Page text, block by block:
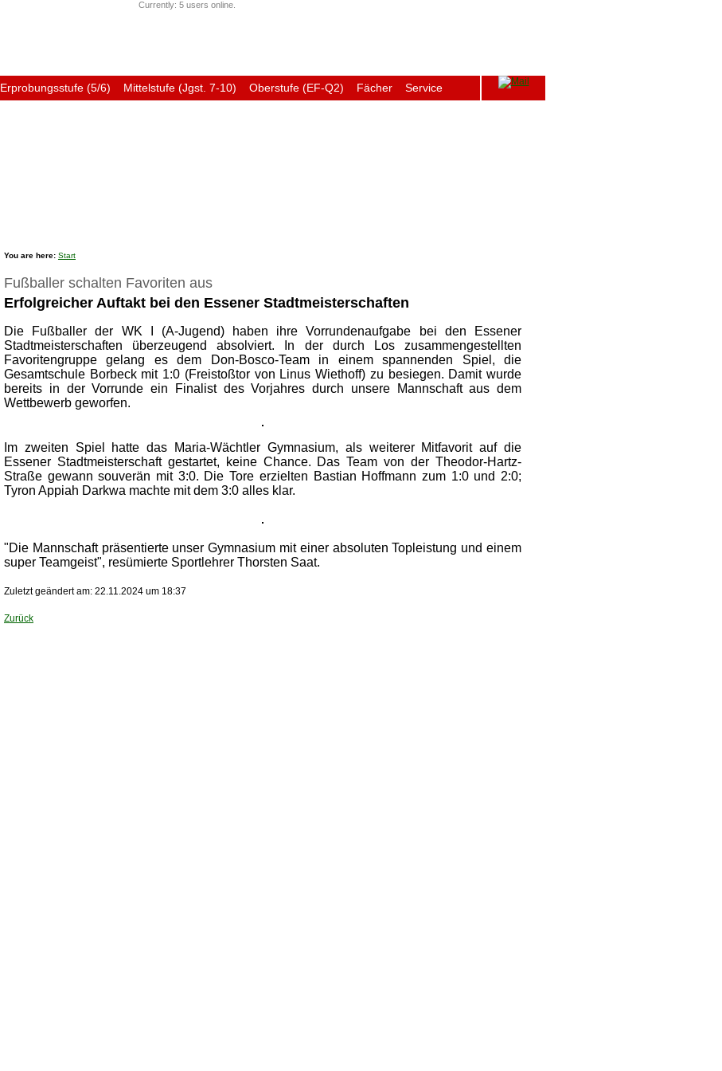
Currently: 5 users online.
Erprobungsstufe (5/6) Mittelstufe (Jgst. 7-10) Oberstufe (EF-Q2) Fächer
Service
You are here: Start
Fußballer schalten Favoriten aus
Erfolgreicher Auftakt bei den Essener Stadtmeisterschaften
Die Fußballer der WK I (A-Jugend) haben ihre Vorrundenaufgabe bei den Essener
Stadtmeisterschaften überzeugend absolviert. In der durch Los zusammengestellten
Favoritengruppe gelang es dem Don-Bosco-Team in einem spannenden Spiel, die
Gesamtschule Borbeck mit 1:0 (Freistoßtor von Linus Wiethoff) zu besiegen. Damit wurde
bereits in der Vorrunde ein Finalist des Vorjahres durch unsere Mannschaft aus dem
Wettbewerb geworfen.
Im zweiten Spiel hatte das Maria-Wächtler Gymnasium, als weiterer Mitfavorit auf die
Essener Stadtmeisterschaft gestartet, keine Chance. Das Team von der Theodor-Hartz-
Straße gewann souverän mit 3:0. Die Tore erzielten Bastian Hoffmann zum 1:0 und 2:0;
Tyron Appiah Darkwa machte mit dem 3:0 alles klar.
"Die Mannschaft präsentierte unser Gymnasium mit einer absoluten Topleistung und einem
super Teamgeist", resümierte Sportlehrer Thorsten Saat.
Zuletzt geändert am: 22.11.2024 um 18:37
Zurück